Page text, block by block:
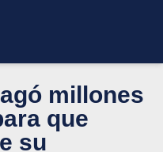
millones
que
su